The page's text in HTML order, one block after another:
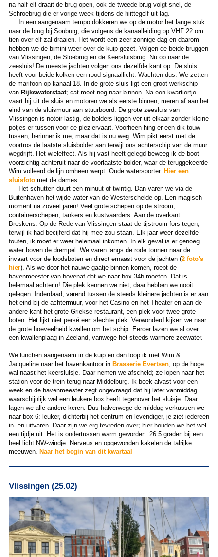
na half elf draait de brug open, ook de tweede brug volgt snel, de
Schroebrug die er vorige week tijdens de hiittegolf uit lag.
In een aangenaam tempo dokkeren we op de motor het lange stuk
naar de brug bij Souburg, die volgens de kanaalleiding op VHF 22 om
tien over elf zal draaien. Het wordt een zeer zonnige dag en daarom
hebben we de bimini weer over de kuip gezet. Volgen de beide bruggen
van Vlissingen, de Sloebrug en de Keersluisbrug. Nu op naar de
zeesluis! De meeste jachten volgen ons dezelfde kant op. De sluis
heeft voor beide kolken een rood signaallicht. Wachten dus. We zetten
de marifoon op kanaal 18. In de grote sluis ligt een groot werkschip
van Rijkswaterstaat; dat moet nog naar binnen. Na een kwartiertje
vaart hij uit de sluis en motoren we als eerste binnen, meren af aan het
eind van de sluismuur aan stuurboord. De grote zeesluis van
Vlissingen is notoir lastig, de bolders liggen ver uit elkaar zonder kleine
potjes er tussen voor de pleziervaart. Voorheen hing er een dik touw
tussen, herinner ik me, maar dat is nu weg. Wim pikt eerst met de
voortros de laatste sluisbolder aan terwijl ons achterschip van de muur
wegdrijft. Het wieleffect. Als hij vast heeft gelegd beweeg ik de boot
voorzichtig achteruit naar de voorlaatste bolder, waar de teruggekeerde
Wim volleerd de lijn omheen werpt. Oude watersporter. Hier een
sluisfotomet de dames.
Het schutten duurt een minuut of twintig. Dan varen we via de
Buitenhaven het wijde water van de Westerschelde op. Een magisch
moment na zoveel jaren! Veel grote schepen op de stroom;
containerschepen, tankers en kustvaarders. Aan de overkant
Breskens. Op de Rede van Vlissingen staat de tijstroom fors tegen,
terwijl ik had becijferd dat hij mee zou staan. Elk jaar weer dezelfde
fouten, ik moet er weer helemaal inkomen. In elk geval is er genoeg
water boven de drempel. We varen langs de rode tonnen naar de
invaart voor de loodsboten en direct ernaast voor de jachten (2 foto's
hier). Als we door het nauwe gaatje binnen komen, roept de
havenmeester van bovenaf dat we naar box 34b moeten. Dat is
helemaal achterin! Die plek kennen we niet, daar hebben we nooit
gelegen. Inderdaad, varend tussen de steeds kleinere jachten is er aan
het eind bij de achtermuur, voor het Casino en het Theater en aan de
andere kant het grote Griekse restaurant, een plek voor twee grote
boten. Het lijkt niet persé een slechte plek. Verwonderd kijken we naar
de grote hoeveelheid kwallen om het schip. Eerder lazen we al over
een kwallenplaag in Zeeland, vanwege het steeds warmere zeewater.
We lunchen aangenaam in de kuip en dan loop ik met Wim &
Jacqueline naar het havenkantoor in Brasserie Evertsen, op de hoge
wal naast het keersluisje. Daar nemen we afscheid; ze lopen naar het
station voor de trein terug naar Middelburg. Ik boek alvast voor een
week en de havenmeester zegt ongevraagd dat hij later vanmiddag
waarschijnlijk wel een leukere box heeft tegenover het sluisje. Daar
lagen we alle andere keren. Dus halverwege de middag verkassen we
naar box 6: leuker, dichterbij het centrum en levendiger, je ziet iedereen
in- en uitvaren. Daar zijn we erg tevreden over; hier houden we het wel
een tijdje uit. Het is ondertussen warm geworden: 26.5 graden bij een
heel licht NW-windje. Nerveus en opgewonden kakelen de talrijke
meeuwen. Naar het begin van dit kwartaal
Vlissingen (25.02)